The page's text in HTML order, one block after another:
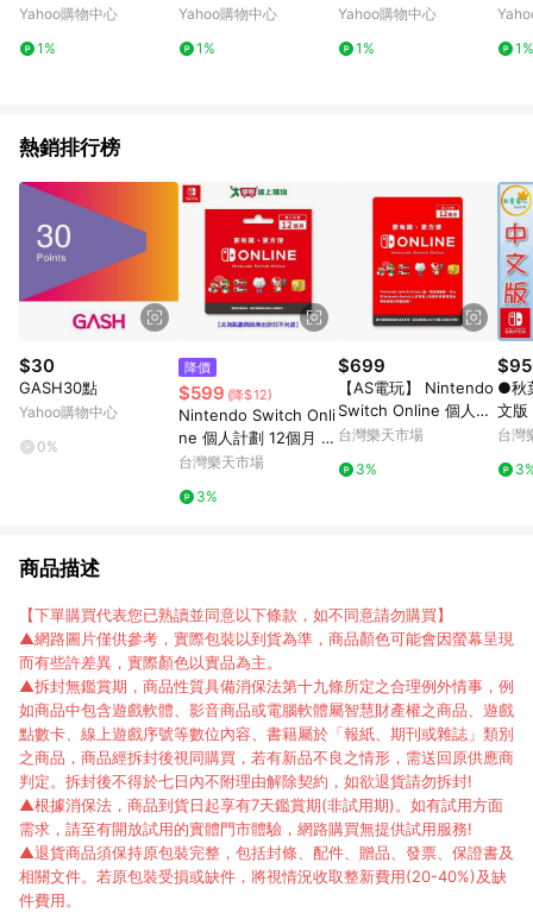
旋 BB09615 BEYBLAD
Yahoo購物中心
1%
91048 BEYBLADE X
Yahoo購物中心
1%
EYBLADE X BB91308
Yahoo購物中心
1%
1%
熱銷排行榜
$30
GASH30點
Yahoo購物中心
0%
降價
$599 (降$12)
Nintendo Switch Onli
ne 個人計劃 12個月 實
體序號卡【愛買】
台灣樂天市場
3%
$699
【AS電玩】 Nintendo
Switch Online 個人計
劃 12 個月 實體票卡 N
台灣樂天市場
3%
●秋
文版
台灣
商品描述
【下單購買代表您已熟讀並同意以下條款，如不同意請勿購買】
▲網路圖片僅供參考，實際包裝以到貨為準，商品顏色可能會因螢幕呈現
而有些許差異，實際顏色以實品為主。
▲拆封無鑑賞期，商品性質具備消保法第十九條所定之合理例外情事，例
如商品中包含遊戲軟體、影音商品或電腦軟體屬智慧財產權之商品、遊戲
點數卡、線上遊戲序號等數位內容、書籍屬於「報紙、期刊或雜誌」類別
之商品，商品經拆封後視同購買，若有新品不良之情形，需送回原供應商
判定。拆封後不得於七日內不附理由解除契約，如欲退貨請勿拆封!
▲根據消保法，商品到貨日起享有7天鑑賞期(非試用期)。如有試用方面
需求，請至有開放試用的實體門市體驗，網路購買無提供試用服務!
▲退貨商品須保持原包裝完整，包括封條、配件、贈品、發票、保證書及
相關文件。若原包裝受損或缺件，將視情況收取整新費用(20-40%)及缺
件費用。